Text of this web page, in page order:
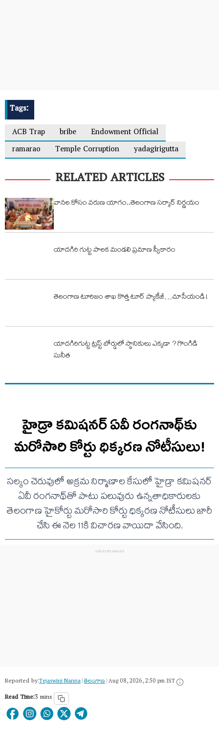
Tags:
ACB Trap
bribe
Endowment Official
ramarao
Temple Corruption yadagirigutta
RELATED ARTICLES
వానల కోసం వరుణ యాగం..తెలంగాణ సర్కార్ నిర్ణయం
యాదగిరి గుట్ట పాలక మండలి ప్రమాణ స్వీకారం
తెలంగాణ టూరిజం శాఖ కొత్త టూర్ ప్యాకేజీ…చూసేయండి !
యాదగిరిగుట్ట ట్రస్ట్ బోర్డులో స్థానికులు ఎక్కడా ? గొంగిడి
సునీత
హైడ్రా కమిషనర్ ఏవీ రంగనాథ్‌కు
మరోసారి కోర్టు ధిక్కరణ నోటీసులు!
సల్కం చెరువులో అక్రమ నిర్మాణాల కేసులో హైడ్రా కమిషనర్
ఏవీ రంగనాథ్‌తో పాటు పలువురు ఉన్నతాధికారులకు
తెలంగాణ హైకోర్టు మరోసారి కోర్టు ధిక్కరణ నోటీసులు జారీ
చేసి ఈ నెల 11కి విచారణ వాయిదా వేసింది.
Reported by:Tejaswini Nanna|తెలంగాణ‌|Aug 08, 2026, 2:50 pm IST
Read Time:3 mins